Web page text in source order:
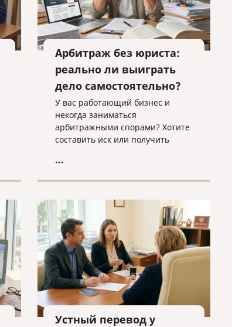
Арбитраж без юриста:
реально ли выиграть
дело самостоятельно?
У вас работающий бизнес и
некогда заниматься
арбитражными спорами? Хотите
составить иск или получить
исполнить решение суда в
...
Устный перевод у